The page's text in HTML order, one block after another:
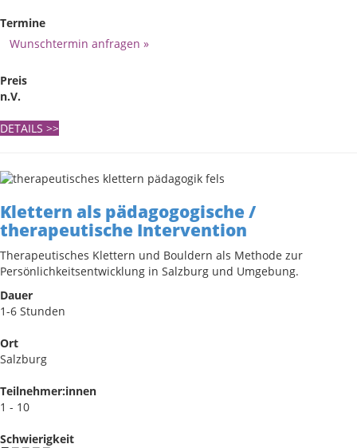
Termine
Wunschtermin anfragen »
Preis
n.V.
DETAILS >>
Klettern als pädagogogische /
therapeutische Intervention
Therapeutisches Klettern und Bouldern als Methode zur
Persönlichkeitsentwicklung in Salzburg und Umgebung.
Dauer
1-6 Stunden
Ort
Salzburg
Teilnehmer:innen
1 - 10
Schwierigkeit